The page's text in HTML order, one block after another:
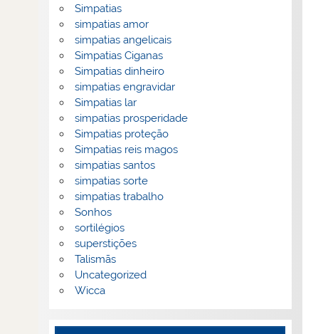
Simpatias
simpatias amor
simpatias angelicais
Simpatias Ciganas
Simpatias dinheiro
simpatias engravidar
Simpatias lar
simpatias prosperidade
Simpatias proteção
Simpatias reis magos
simpatias santos
simpatias sorte
simpatias trabalho
Sonhos
sortilégios
superstições
Talismãs
Uncategorized
Wicca